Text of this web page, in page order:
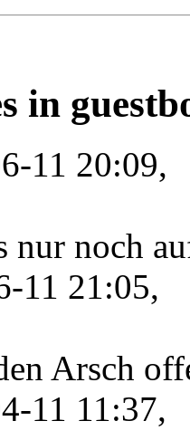
in
11 20:09,
nur noch
11 21:05,
Arsch
11 11:37,